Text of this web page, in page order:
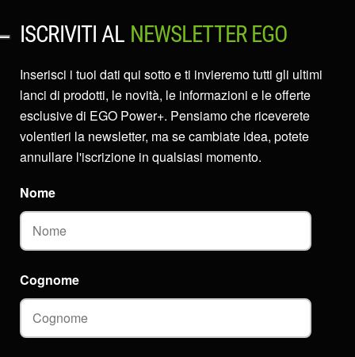
ISCRIVITI AL NEWSLETTER EGO
Inserisci i tuoi dati qui sotto e ti invieremo tutti gli ultimi
lanci di prodotti, le novità, le informazioni e le offerte
esclusive di EGO Power+. Pensiamo che riceverete
volentieri la newsletter, ma se cambiate idea, potete
annullare l'iscrizione in qualsiasi momento.
Nome
Cognome